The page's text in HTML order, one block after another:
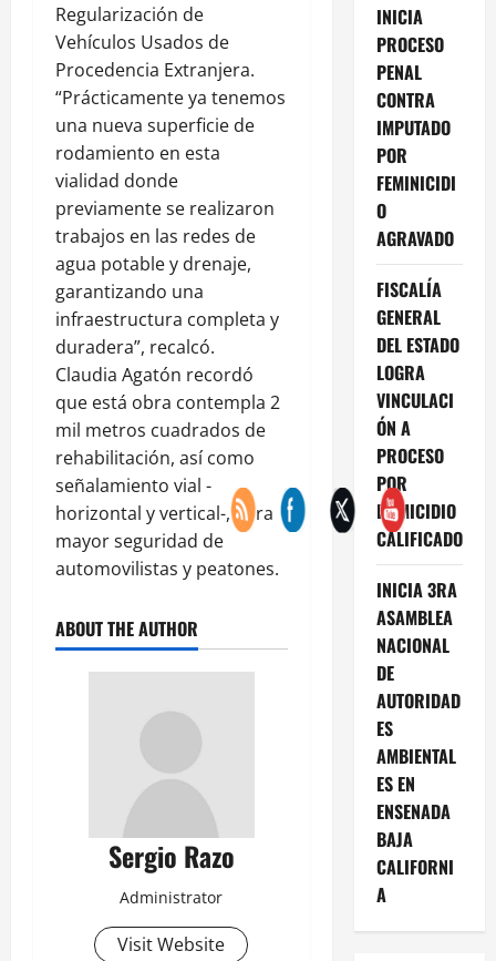
Regularización de
Vehículos Usados de
Procedencia Extranjera.
“Prácticamente ya tenemos
una nueva superficie de
rodamiento en esta
vialidad donde
previamente se realizaron
trabajos en las redes de
agua potable y drenaje,
garantizando una
infraestructura completa y
duradera”, recalcó.
Claudia Agatón recordó
que está obra contempla 2
mil metros cuadrados de
rehabilitación, así como
señalamiento vial -
horizontal y vertical-, para
mayor seguridad de
automovilistas y peatones.
ABOUT THE AUTHOR
Sergio Razo
Administrator
Visit Website
INICIA
PROCESO
PENAL
CONTRA
IMPUTADO
POR
FEMINICIDI
O
AGRAVADO
FISCALÍA
GENERAL
DEL ESTADO
LOGRA
VINCULACI
ÓN A
PROCESO
POR
HOMICIDIO
CALIFICADO
INICIA 3RA
ASAMBLEA
NACIONAL
DE
AUTORIDAD
ES
AMBIENTAL
ES EN
ENSENADA
BAJA
CALIFORNI
A